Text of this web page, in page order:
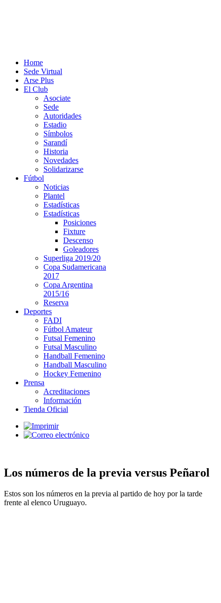
Home
Sede Virtual
Arse Plus
El Club
Asociate
Sede
Autoridades
Estadio
Símbolos
Sarandí
Historia
Novedades
Solidarizarse
Fútbol
Noticias
Plantel
Estadísticas
Estadísticas
Posiciones
Fixture
Descenso
Goleadores
Superliga 2019/20
Copa Sudamericana
2017
Copa Argentina
2015/16
Reserva
Deportes
FADI
Fútbol Amateur
Futsal Femenino
Futsal Masculino
Handball Femenino
Handball Masculino
Hockey Femenino
Prensa
Acreditaciones
Información
Tienda Oficial
Los números de la previa versus Peñarol
Estos son los números en la previa al partido de hoy por la tarde
frente al elenco Uruguayo.